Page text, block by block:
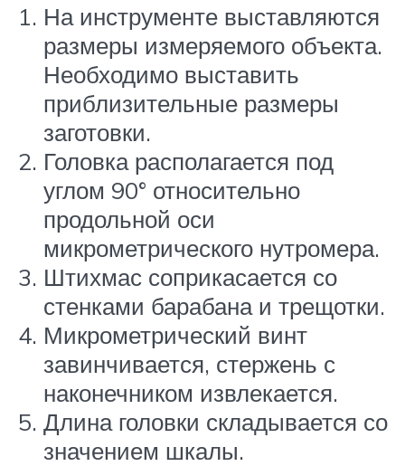
На инструменте выставляются
размеры измеряемого объекта.
Необходимо выставить
приблизительные размеры
заготовки.
Головка располагается под
углом 90° относительно
продольной оси
микрометрического нутромера.
Штихмас соприкасается со
стенками барабана и трещотки.
Микрометрический винт
завинчивается, стержень с
наконечником извлекается.
Длина головки складывается со
значением шкалы.